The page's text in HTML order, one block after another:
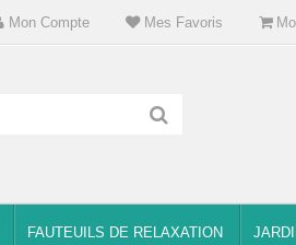
Mon Compte Mes Favoris
FAUTEUILS DE RELAXATION